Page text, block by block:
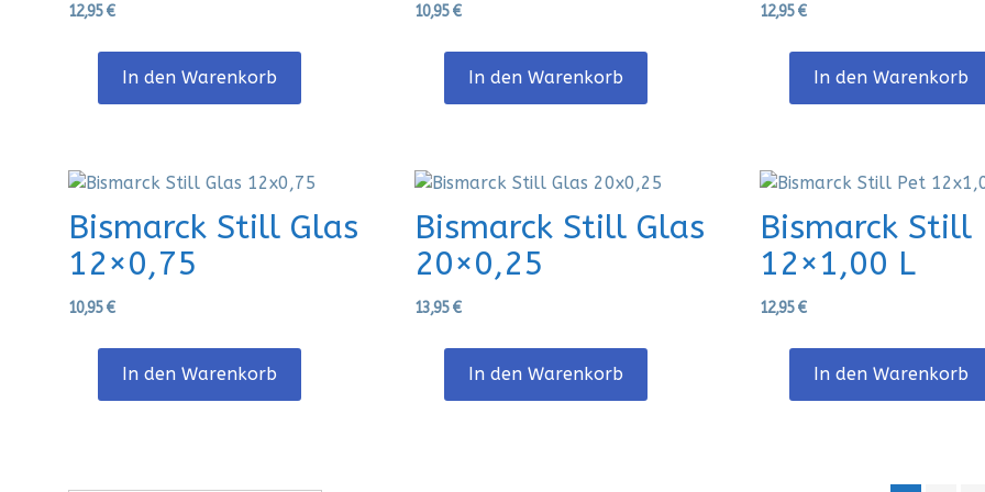
12,95€
In den Warenkorb
10,95€
In den Warenkorb
12,95€
In den Warenkorb
Bismarck Still Glas
12×0,75
10,95€
In den Warenkorb
Bismarck Still Glas
20×0,25
13,95€
In den Warenkorb
Bismarck Still
12×1,00 L
12,95€
In den Warenkorb